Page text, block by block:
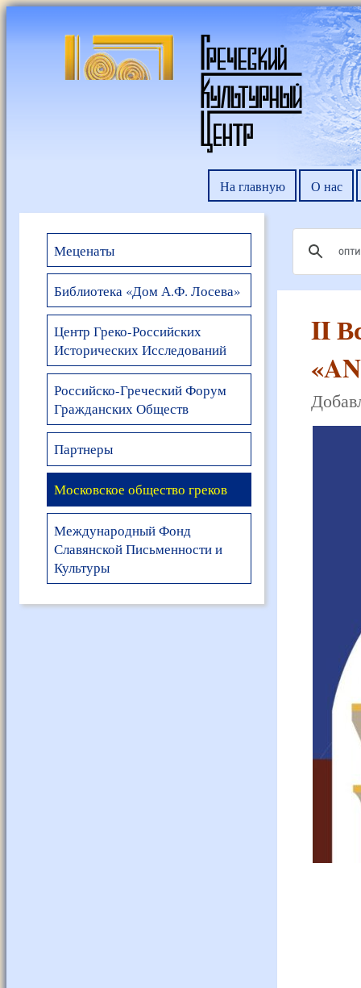
На главную О нас
Меценаты
Библиотека «Дом А.Ф. Лосева»
Центр Греко-Российских
Исторических Исследований
Российско-Греческий Форум
Гражданских Обществ
Партнеры
Московское общество греков
Международный Фонд
Славянской Письменности и
Культуры
II